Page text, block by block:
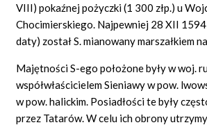
VIII) pokaźnej pożyczki (1 300 złp.) u
Chocimierskiego. Najpewniej 28 XII
daty) został S. mianowany marszałkiem
Majętności S-ego położone były w woj.
współwłaścicielem Sieniawy w pow.
w pow. halickim. Posiadłości te były
przez Tatarów. W celu ich obrony